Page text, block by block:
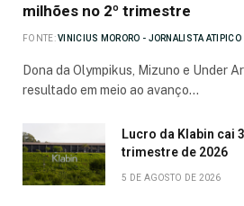
milhões no 2º trimestre
FONTE: VINICIUS MORORO - JORNALISTA ATIPICO
Dona da Olympikus, Mizuno e Under
resultado em meio ao avanço…
Lucro da Klabin cai
trimestre de 2026
5 DE AGOSTO DE 2026